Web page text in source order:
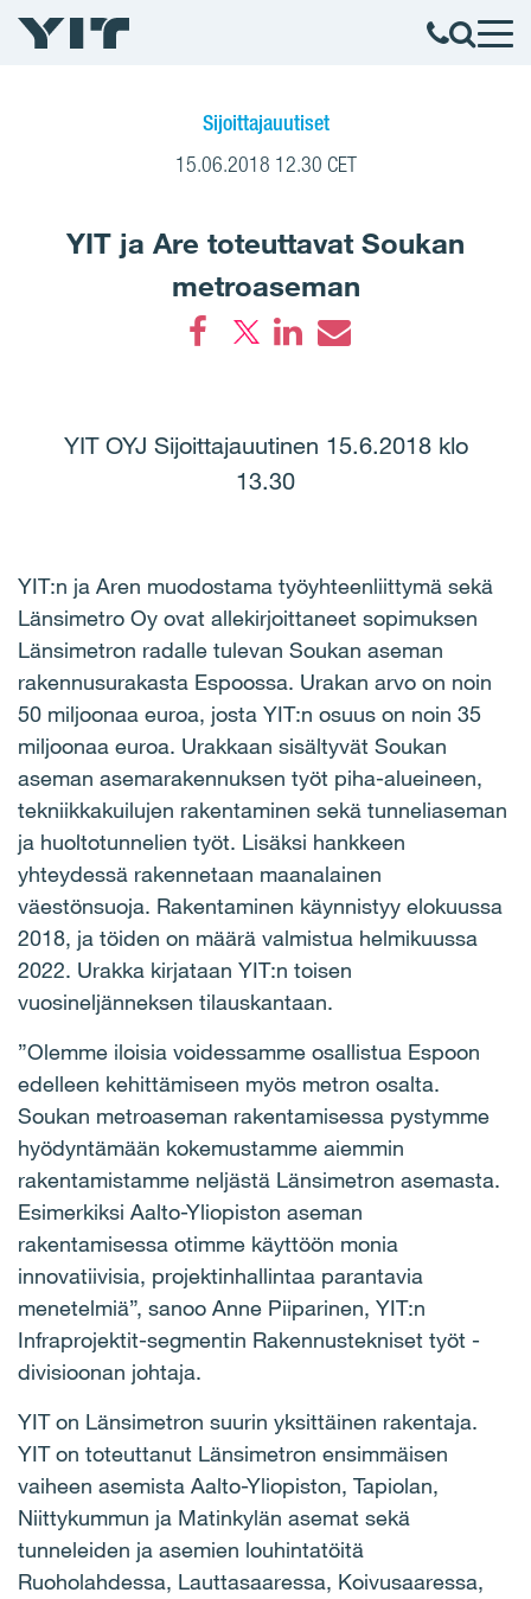
Sijoittajauutiset
15.06.2018 12.30 CET
YIT ja Are toteuttavat Soukan
metroaseman
YIT OYJ Sijoittajauutinen 15.6.2018 klo
13.30
YIT:n ja Aren muodostama työyhteenliittymä sekä
Länsimetro Oy ovat allekirjoittaneet sopimuksen
Länsimetron radalle tulevan Soukan aseman
rakennusurakasta Espoossa. Urakan arvo on noin
50 miljoonaa euroa, josta YIT:n osuus on noin 35
miljoonaa euroa. Urakkaan sisältyvät Soukan
aseman asemarakennuksen työt piha-alueineen,
tekniikkakuilujen rakentaminen sekä tunneliaseman
ja huoltotunnelien työt. Lisäksi hankkeen
yhteydessä rakennetaan maanalainen
väestönsuoja. Rakentaminen käynnistyy elokuussa
2018, ja töiden on määrä valmistua helmikuussa
2022. Urakka kirjataan YIT:n toisen
vuosineljänneksen tilauskantaan.
”Olemme iloisia voidessamme osallistua Espoon
edelleen kehittämiseen myös metron osalta.
Soukan metroaseman rakentamisessa pystymme
hyödyntämään kokemustamme aiemmin
rakentamistamme neljästä Länsimetron asemasta.
Esimerkiksi Aalto-Yliopiston aseman
rakentamisessa otimme käyttöön monia
innovatiivisia, projektinhallintaa parantavia
menetelmiä”, sanoo Anne Piiparinen, YIT:n
Infraprojektit-segmentin Rakennustekniset työt -
divisioonan johtaja.
YIT on Länsimetron suurin yksittäinen rakentaja.
YIT on toteuttanut Länsimetron ensimmäisen
vaiheen asemista Aalto-Yliopiston, Tapiolan,
Niittykummun ja Matinkylän asemat sekä
tunneleiden ja asemien louhintatöitä
Ruoholahdessa, Lauttasaaressa, Koivusaaressa,